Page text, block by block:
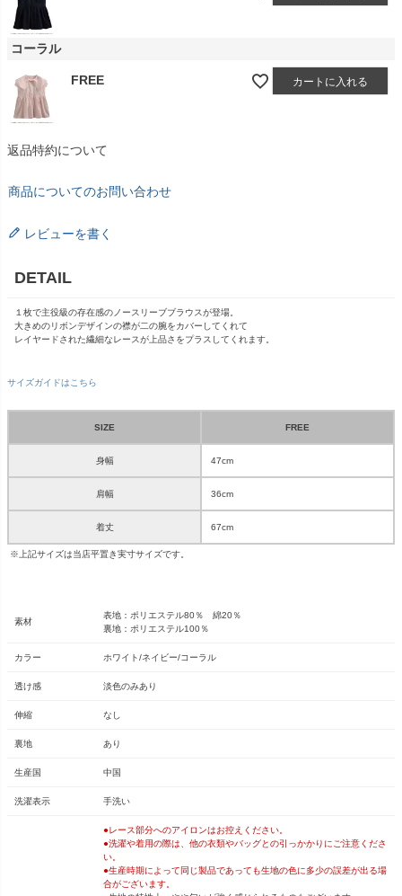
コーラル
FREE カートに入れる
返品特約について
商品についてのお問い合わせ
レビューを書く
DETAIL
１枚で主役級の存在感のノースリーブブラウスが登場。
大きめのリボンデザインの襟が二の腕をカバーしてくれて
レイヤードされた繊細なレースが上品さをプラスしてくれます。
サイズガイドはこちら
SIZE FREE
身幅 47cm
肩幅 36cm
着丈 67cm
※上記サイズは当店平置き実寸サイズです。
素材
表地：ポリエステル80％ 綿20％
裏地：ポリエステル100％
カラー ホワイト/ネイビー/コーラル
透け感 淡色のみあり
伸縮 なし
裏地 あり
生産国 中国
洗濯表示 手洗い
●レース部分へのアイロンはお控えください。
●洗濯や着用の際は、他の衣類やバッグとの引っかかりにご注意くださ
い。
●生産時期によって同じ製品であっても生地の色に多少の誤差が出る場
合がございます。